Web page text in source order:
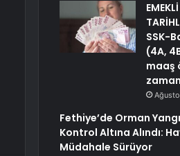
SSK-
(4A,
maaş
Fethiye’de Orman
Kontrol Altına Alındı:
Müdahale Sürüyor